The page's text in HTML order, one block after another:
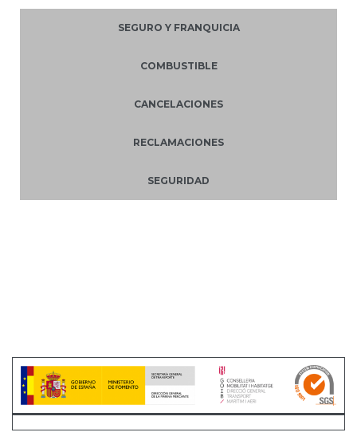
SEGURO Y FRANQUICIA
COMBUSTIBLE
CANCELACIONES
RECLAMACIONES
SEGURIDAD